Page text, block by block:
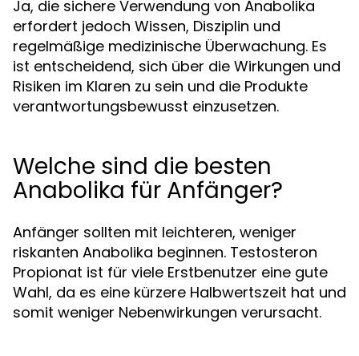
Ja, die sichere Verwendung von Anabolika
erfordert jedoch Wissen, Disziplin und
regelmäßige medizinische Überwachung. Es
ist entscheidend, sich über die Wirkungen und
Risiken im Klaren zu sein und die Produkte
verantwortungsbewusst einzusetzen.
Welche sind die besten
Anabolika für Anfänger?
Anfänger sollten mit leichteren, weniger
riskanten Anabolika beginnen. Testosteron
Propionat ist für viele Erstbenutzer eine gute
Wahl, da es eine kürzere Halbwertszeit hat und
somit weniger Nebenwirkungen verursacht.